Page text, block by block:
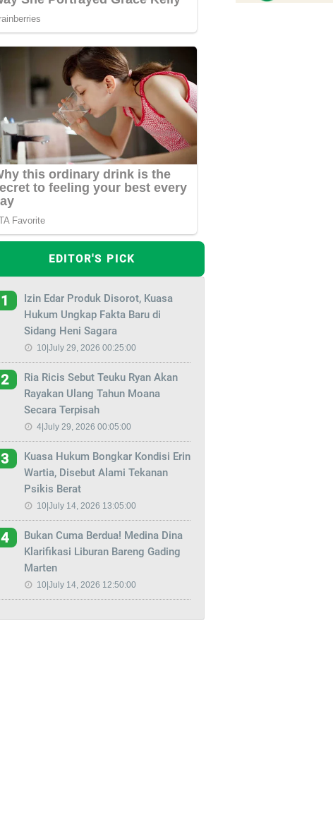
EDITOR'S PICK
1
Izin Edar Produk Disorot, Kuasa
Hukum Ungkap Fakta Baru di
Sidang Heni Sagara
10|July 29, 2026 00:25:00
2
Ria Ricis Sebut Teuku Ryan Akan
Rayakan Ulang Tahun Moana
Secara Terpisah
4|July 29, 2026 00:05:00
3
Kuasa Hukum Bongkar Kondisi Erin
Wartia, Disebut Alami Tekanan
Psikis Berat
10|July 14, 2026 13:05:00
4
Bukan Cuma Berdua! Medina Dina
Klarifikasi Liburan Bareng Gading
Marten
10|July 14, 2026 12:50:00